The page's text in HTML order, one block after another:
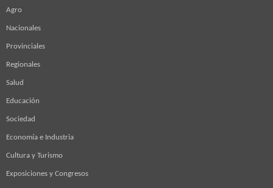
Agro
Nacionales
Provinciales
Regionales
Salud
Educación
Sociedad
Economía e Industria
Cultura y Turismo
Exposiciones y Congresos